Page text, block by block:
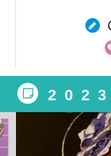
2023